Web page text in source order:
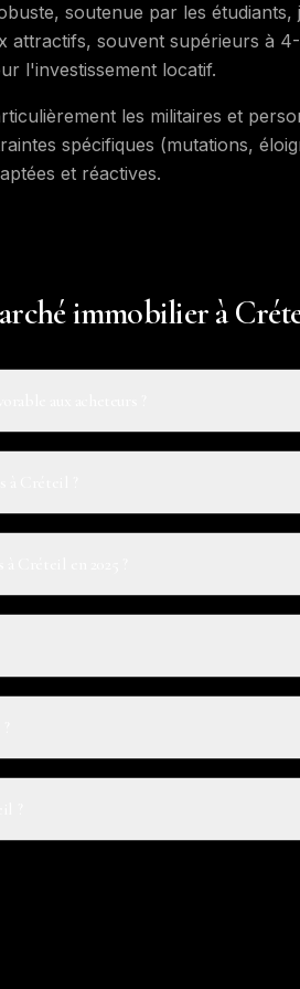
soutenue par les
attractifs, souvent supérieurs à
l'investissement locatif.
les militaires et
spécifiques (mutations,
et réactives.
immobilier à